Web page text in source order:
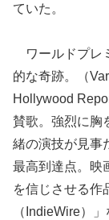
ていた。
ワールドプレ
的な奇跡。（
Hollywood
賛歌。強烈に胸
緒の演技が見事
最高到達点。映
を信じさせる作
（IndieWire）